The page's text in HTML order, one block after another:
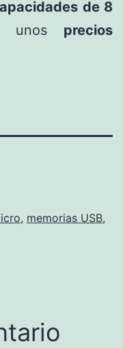
de 8
unos precios
, memorias USB,